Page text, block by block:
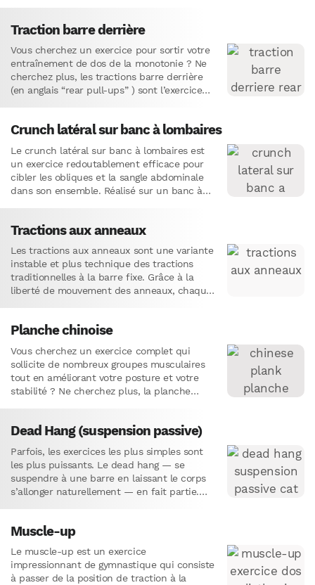
poids de corps offre bon nombre des mêmes avantages, mais
il est plus facile pour les articulations, ce qui réduit les
contraintes à long terme sur le corps. Vous voulez essayer de
vous entraîner au poids du corps ? Voici les meilleurs
exercices au poids du corps. Mélangez les exercices en
fonction des muscles que vous souhaitez développer pour un
spécifique.
Traction barre derrière
Vous cherchez un exercice pour sortir votre
entraînement de dos de la monotonie ? Ne
cherchez plus, les tractions barre derrière
(en anglais “rear pull-ups” ) sont l’exercice
Crunch latéral sur banc à lombaires
Le crunch latéral sur banc à lombaires est
un exercice redoutablement efficace pour
cibler les obliques et la sangle abdominale
dans son ensemble. Réalisé sur un banc à
Tractions aux anneaux
Les tractions aux anneaux sont une variante
instable et plus technique des tractions
traditionnelles à la barre fixe. Grâce à la
liberté de mouvement des anneaux, chaque
Planche chinoise
Vous cherchez un exercice complet qui
sollicite de nombreux groupes musculaires
tout en améliorant votre posture et votre
stabilité ? Ne cherchez plus, la planche
Dead Hang (suspension passive)
Parfois, les exercices les plus simples sont
les plus puissants. Le dead hang — se
suspendre à une barre en laissant le corps
s’allonger naturellement — en fait partie.
Muscle-up
Le muscle-up est un exercice
impressionnant de gymnastique qui consiste
à passer de la position de traction à la